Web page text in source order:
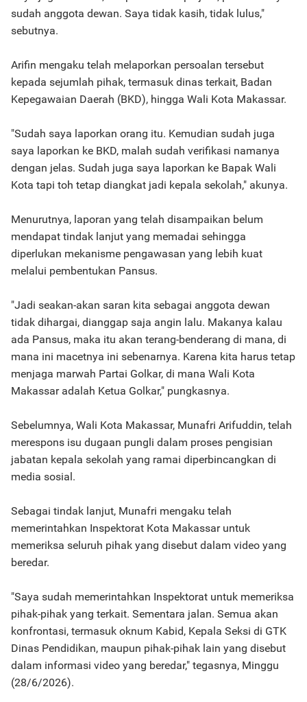
sudah anggota dewan. Saya tidak kasih, tidak lulus,"
sebutnya.
Arifin mengaku telah melaporkan persoalan tersebut
kepada sejumlah pihak, termasuk dinas terkait, Badan
Kepegawaian Daerah (BKD), hingga Wali Kota Makassar.
"Sudah saya laporkan orang itu. Kemudian sudah juga
saya laporkan ke BKD, malah sudah verifikasi namanya
dengan jelas. Sudah juga saya laporkan ke Bapak Wali
Kota tapi toh tetap diangkat jadi kepala sekolah," akunya.
Menurutnya, laporan yang telah disampaikan belum
mendapat tindak lanjut yang memadai sehingga
diperlukan mekanisme pengawasan yang lebih kuat
melalui pembentukan Pansus.
"Jadi seakan-akan saran kita sebagai anggota dewan
tidak dihargai, dianggap saja angin lalu. Makanya kalau
ada Pansus, maka itu akan terang-benderang di mana, di
mana ini macetnya ini sebenarnya. Karena kita harus tetap
menjaga marwah Partai Golkar, di mana Wali Kota
Makassar adalah Ketua Golkar," pungkasnya.
Sebelumnya, Wali Kota Makassar, Munafri Arifuddin, telah
merespons isu dugaan pungli dalam proses pengisian
jabatan kepala sekolah yang ramai diperbincangkan di
media sosial.
Sebagai tindak lanjut, Munafri mengaku telah
memerintahkan Inspektorat Kota Makassar untuk
memeriksa seluruh pihak yang disebut dalam video yang
beredar.
"Saya sudah memerintahkan Inspektorat untuk memeriksa
pihak-pihak yang terkait. Sementara jalan. Semua akan
konfrontasi, termasuk oknum Kabid, Kepala Seksi di GTK
Dinas Pendidikan, maupun pihak-pihak lain yang disebut
dalam informasi video yang beredar," tegasnya, Minggu
(28/6/2026).